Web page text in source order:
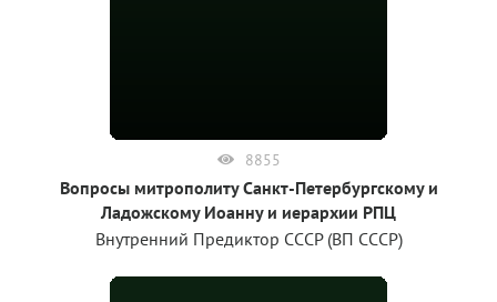
8855
Вопросы митрополиту Санкт-Петербургскому и
Ладожскому Иоанну и иерархии РПЦ
Внутренний Предиктор СССР (ВП СССР)